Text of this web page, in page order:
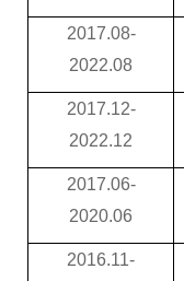
2017.08-
2022.08
2017.12-
2022.12
2017.06-
2020.06
2016.11-